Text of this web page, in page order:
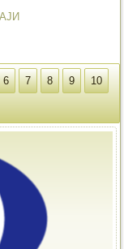
6 7 8 9 10